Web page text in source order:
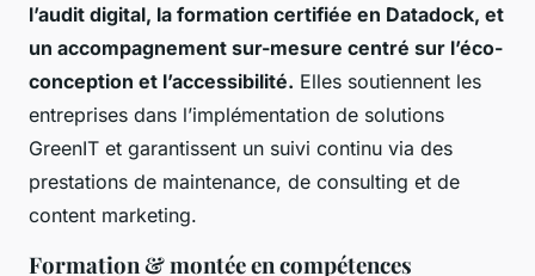
l’audit digital, la formation certifiée en Datadock, et
un accompagnement sur-mesure centré sur l’éco-
conception et l’accessibilité. Elles soutiennent les
entreprises dans l’implémentation de solutions
GreenIT et garantissent un suivi continu via des
prestations de maintenance, de consulting et de
content marketing.
Formation & montée en compétences